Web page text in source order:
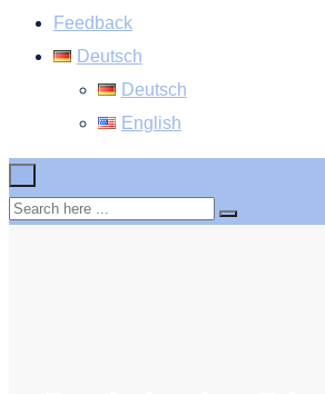
Feedback
Deutsch
Deutsch
English